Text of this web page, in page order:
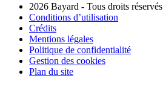
2026 Bayard - Tous droits réservés
Conditions d’utilisation
Crédits
Mentions légales
Politique de confidentialité
Gestion des cookies
Plan du site